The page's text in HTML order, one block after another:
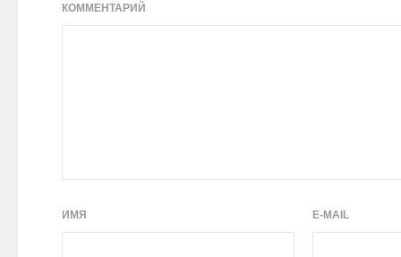
КОММЕНТАРИЙ
ИМЯ E-MAIL